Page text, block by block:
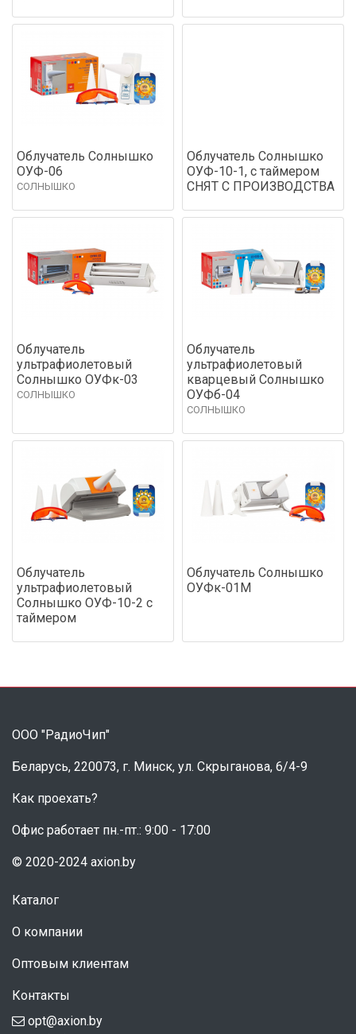
Облучатель Солнышко
ОУФ-06
СОЛНЫШКО
Облучатель Солнышко
ОУФ-10-1, с таймером
СНЯТ С ПРОИЗВОДСТВА
Облучатель
ультрафиолетовый
Солнышко ОУФк-03
СОЛНЫШКО
Облучатель
ультрафиолетовый
кварцевый Солнышко
ОУФб-04
СОЛНЫШКО
Облучатель
ультрафиолетовый
Солнышко ОУФ-10-2 с
таймером
Облучатель Солнышко
ОУФк-01М
ООО "РадиоЧип"
Беларусь, 220073, г. Минск, ул. Скрыганова, 6/4-9
Как проехать?
Офис работает пн.-пт.: 9:00 - 17:00
© 2020-2024 axion.by
Каталог
О компании
Оптовым клиентам
Контакты
opt@axion.by